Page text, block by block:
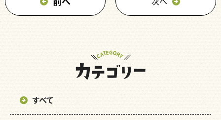
すべて